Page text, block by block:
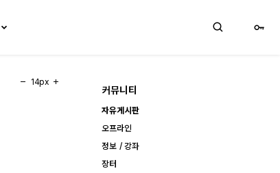
14px
커뮤니티
자유게시판
오프라인
정보 / 강좌
장터